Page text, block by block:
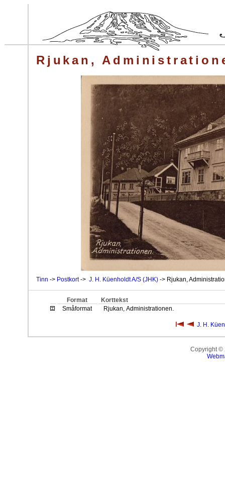
Rjukan,
Tinn -> Postkort-> J. H. Küenholdt A/S (JHK) -> Rjukan,
Format
Korttekst
Småformat
Rjukan, Administrationen.
J. H.
Copyright ©